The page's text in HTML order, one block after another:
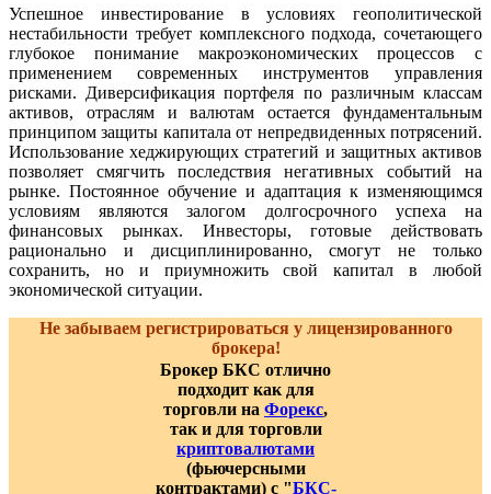
Успешное инвестирование в условиях геополитической
нестабильности требует комплексного подхода, сочетающего
глубокое понимание макроэкономических процессов с
применением современных инструментов управления
рисками. Диверсификация портфеля по различным классам
активов, отраслям и валютам остается фундаментальным
принципом защиты капитала от непредвиденных потрясений.
Использование хеджирующих стратегий и защитных активов
позволяет смягчить последствия негативных событий на
рынке. Постоянное обучение и адаптация к изменяющимся
условиям являются залогом долгосрочного успеха на
финансовых рынках. Инвесторы, готовые действовать
рационально и дисциплинированно, смогут не только
сохранить, но и приумножить свой капитал в любой
экономической ситуации.
Не забываем регистрироваться у лицензированного
брокера!
Брокер БКС отлично
подходит как для
торговли на Форекс,
так и для торговли
криптовалютами
(фьючерсными
контрактами) с "БКС-